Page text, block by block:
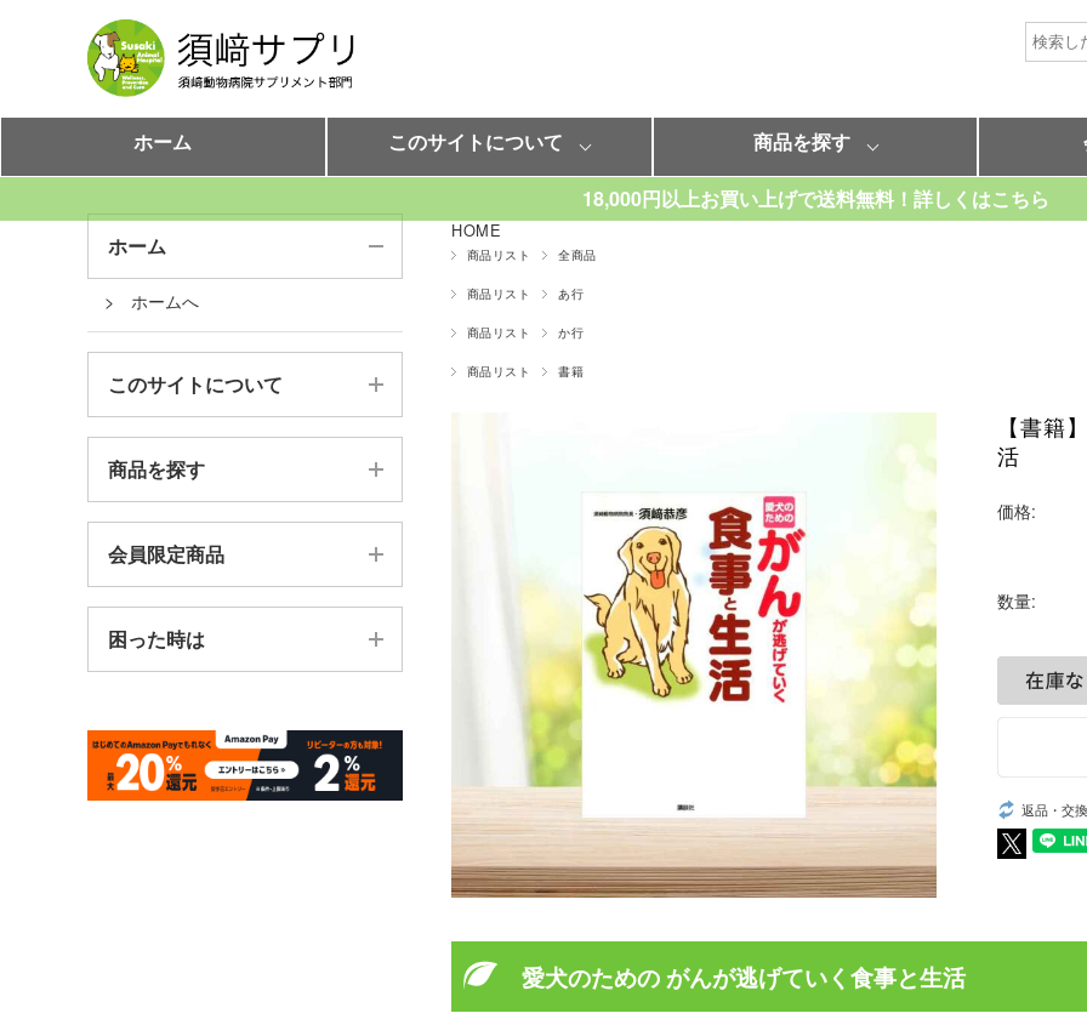
ホーム このサイトについて 商品を探す
18,000円以上お買い上げで送料無料！詳しくはこちら
HOME
商品リスト 全商品
商品リスト あ行
商品リスト か行
商品リスト 書籍
【書籍
活
価格:
数量:
返品・交
愛犬のための がんが逃げていく食事と生活
ホーム
ホームへ
このサイトについて
須崎サプリとは
ご注文からお届けまで
関連リンク集
商品を探す
全商品から探す
お悩み別で探す
会員限定商品
会員限定商品を探す
困った時は
エアラクアの回収
よくある質問